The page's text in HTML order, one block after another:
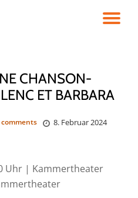
CHANSON-
ET BARBARA
8. Februar 2024
comments
Uhr | Kammertheater